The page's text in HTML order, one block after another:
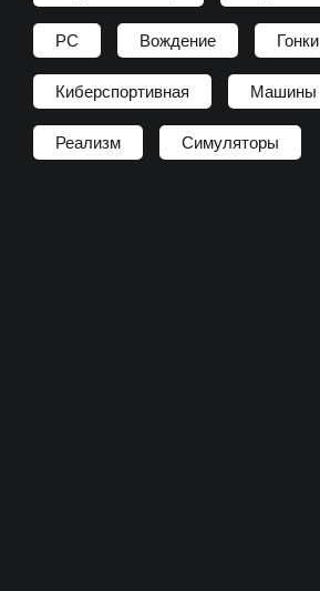
PC Вождение Гонки
Киберспортивная Машины
Реализм Симуляторы